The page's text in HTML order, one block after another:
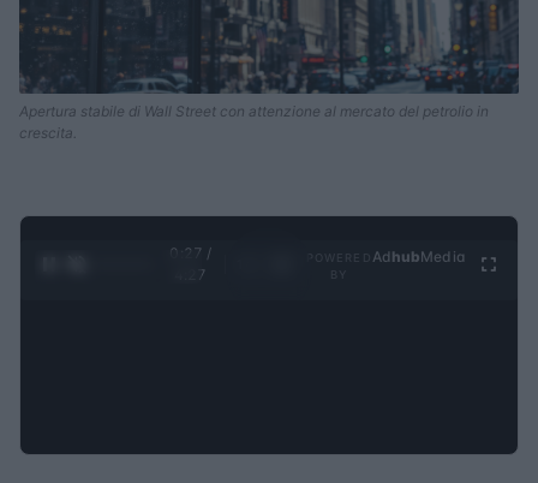
Apertura stabile di Wall Street con attenzione al mercato del petrolio in
crescita.
0:28 /
4:27
Ad hubMedia